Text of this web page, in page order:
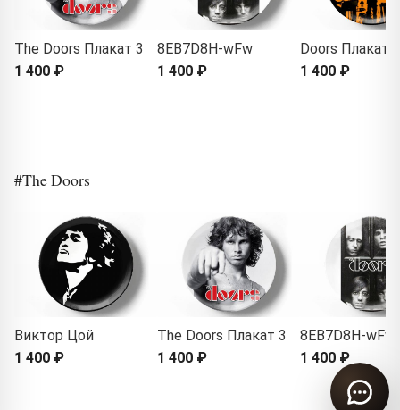
The Doors Плакат 3
1 400 ₽
8EB7D8H-wFw
1 400 ₽
Doors Плакат
1 400 ₽
#The Doors
Виктор Цой
1 400 ₽
The Doors Плакат 3
1 400 ₽
8EB7D8H-wFw
1 400 ₽